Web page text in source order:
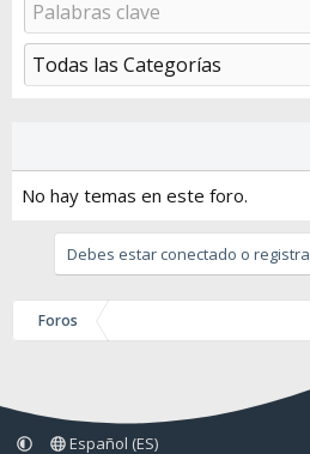
No hay temas en este foro.
Debes estar conectado o
Foros
Español (ES)